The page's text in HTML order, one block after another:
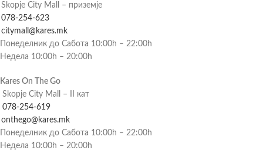
Skopje City Mall – приземје
078-254-623
citymall@kares.mk
Понеделник до Сабота 10:00h – 22:00h
Недела 10:00h – 20:00h
Kares On The Go
Skopje City Mall – II кат
078-254-619
onthego@kares.mk
Понеделник до Сабота 10:00h – 22:00h
Недела 10:00h – 20:00h